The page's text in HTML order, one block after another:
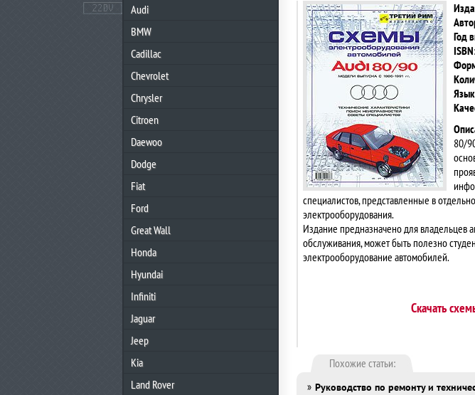
Audi
BMW
Cadillac
Chevrolet
Chrysler
Citroen
Daewoo
Dodge
Fiat
Ford
Great Wall
Honda
Hyundai
Infiniti
Jaguar
Jeep
Kia
Land Rover
Год
ISBN
Язык
80/
специалистов, представленные в
электрооборудования.
Издание предназначено для владельцев
обслуживания, может быть полезно
электрооборудование автомобилей.
Скачать
Похожие статьи:
» Руководство по ремонту и